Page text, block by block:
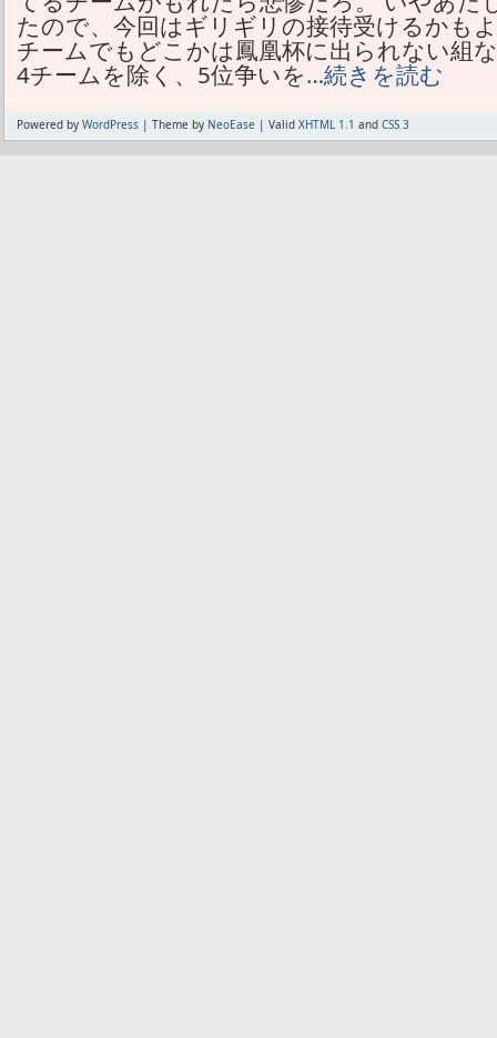
たので、今回はギリギリの接待受けるかも
チームでもどこかは鳳凰杯に出られない組
4チームを除く、5位争いを…続きを読む
Powered by WordPress | Theme by NeoEase | Valid XHTML 1.1 and CSS 3